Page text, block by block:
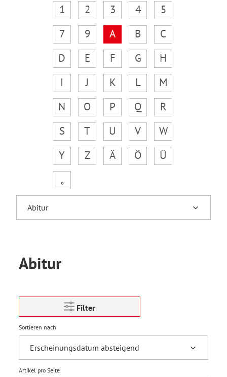
1 2 3 4
5
7
9 A B
C
D
E F G
H
I
J K L
M
N
O P Q
R
S
T U V
W
Y
Z Ä Ö
Ü
„
Abitur
Filter
Sortieren nach
Artikel pro Seite